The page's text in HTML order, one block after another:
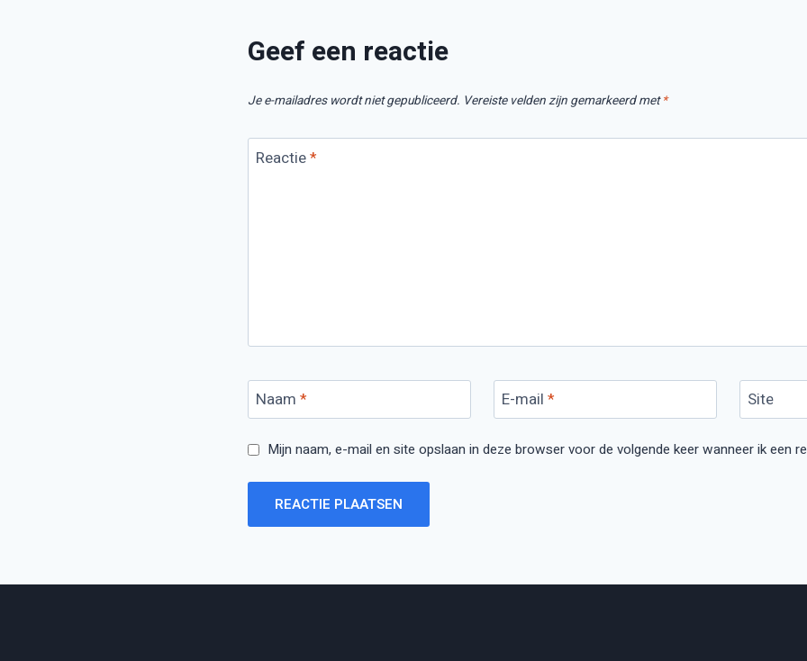
Geef een reactie
Je e-mailadres wordt niet gepubliceerd. Vereiste velden zijn gemarkeerd met*
Reactie*
Naam * E-mail * Site
Mijn naam, e-mail en site opslaan in deze browser voor de volgende keer wanneer ik een